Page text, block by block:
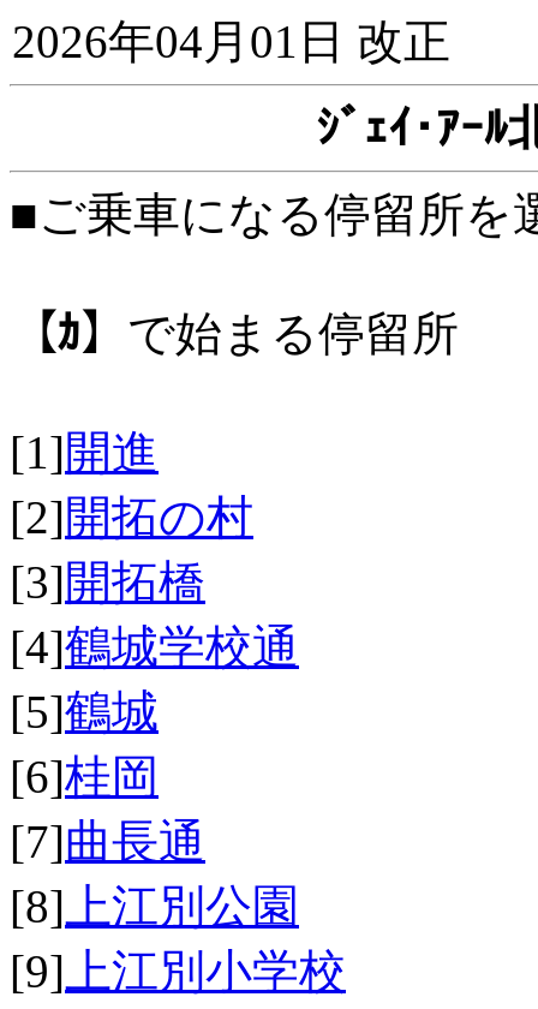
2026年04月01日 改正
ｼﾞｪｲ･ｱｰﾙ
■ご乗車になる停留所を
【ｶ】 で始まる停留所
[1]開進
[2]開拓の村
[3]開拓橋
[4]鶴城学校通
[5]鶴城
[6]桂岡
[7]曲長通
[8] 上江別公園
[9] 上江別小学校